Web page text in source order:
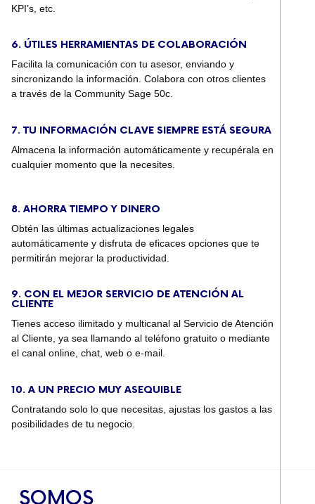
KPI’s, etc.
6. ÚTILES HERRAMIENTAS DE COLABORACIÓN
Facilita la comunicación con tu asesor, enviando y
sincronizando la información. Colabora con otros clientes
a través de la Community Sage 50c.
7. TU INFORMACIÓN CLAVE SIEMPRE ESTÁ SEGURA
Almacena la información automáticamente y recupérala en
cualquier momento que la necesites.
8. AHORRA TIEMPO Y DINERO
Obtén las últimas actualizaciones legales
automáticamente y disfruta de eficaces opciones que te
permitirán mejorar la productividad.
9. CON EL MEJOR SERVICIO DE ATENCIÓN AL
CLIENTE
Tienes acceso ilimitado y multicanal al Servicio de Atención
al Cliente, ya sea llamando al teléfono gratuito o mediante
el canal online, chat, web o e-mail.
10. A UN PRECIO MUY ASEQUIBLE
Contratando solo lo que necesitas, ajustas los gastos a las
posibilidades de tu negocio.
SOMOS